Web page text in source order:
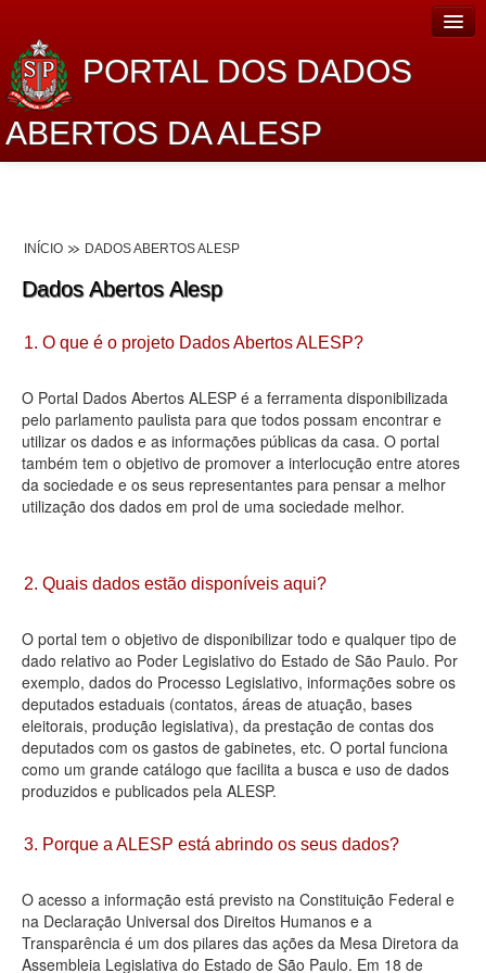
PORTAL DOS DADOS
ABERTOS DA ALESP
Lei de Acesso à Informação
Dados Governamentais Abertos
Planejamento
Catálogo de dados
Processo Legislativo
Deputados Estaduais
Agenda
Perguntas frequentes
Contato
INÍCIO DADOS ABERTOS ALESP
Dados Abertos Alesp
1. O que é o projeto Dados Abertos ALESP?
O Portal Dados Abertos ALESP é a ferramenta disponibilizada
pelo parlamento paulista para que todos possam encontrar e
utilizar os dados e as informações públicas da casa. O portal
também tem o objetivo de promover a interlocução entre atores
da sociedade e os seus representantes para pensar a melhor
utilização dos dados em prol de uma sociedade melhor.
2. Quais dados estão disponíveis aqui?
O portal tem o objetivo de disponibilizar todo e qualquer tipo de
dado relativo ao Poder Legislativo do Estado de São Paulo. Por
exemplo, dados do Processo Legislativo, informações sobre os
deputados estaduais (contatos, áreas de atuação, bases
eleitorais, produção legislativa), da prestação de contas dos
deputados com os gastos de gabinetes, etc. O portal funciona
como um grande catálogo que facilita a busca e uso de dados
produzidos e publicados pela ALESP.
3. Porque a ALESP está abrindo os seus dados?
O acesso a informação está previsto na Constituição Federal e
na Declaração Universal dos Direitos Humanos e a
Transparência é um dos pilares das ações da Mesa Diretora da
Assembleia Legislativa do Estado de São Paulo. Em 18 de